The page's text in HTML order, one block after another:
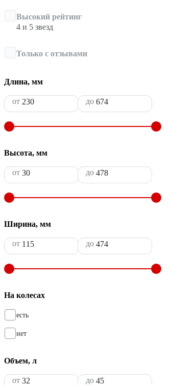
Высокий рейтинг
4 и 5 звезд
Только с отзывами
Длина, мм
от до
Высота, мм
от до
Ширина, мм
от до
На колесах
есть
нет
Объем, л
от до